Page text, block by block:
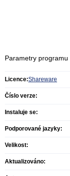
Parametry programu
Licence:Shareware
Číslo verze:
Instaluje se:
Podporované jazyky:
Velikost:
Aktualizováno: